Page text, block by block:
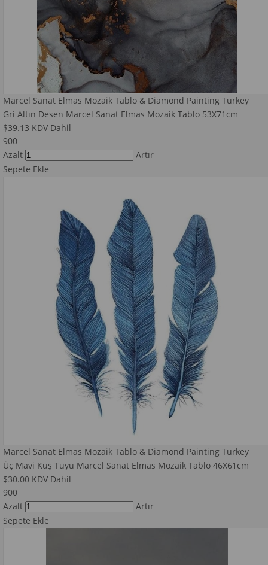
Marcel Sanat Elmas Mozaik Tablo & Diamond Painting Turkey
Gri Altın Desen Marcel Sanat Elmas Mozaik Tablo 53X71cm
$39.13 KDV Dahil
900
Azalt
Artır
Sepete Ekle
Marcel Sanat Elmas Mozaik Tablo & Diamond Painting Turkey
Üç Mavi Kuş Tüyü Marcel Sanat Elmas Mozaik Tablo 46X61cm
$30.00 KDV Dahil
900
Azalt
Artır
Sepete Ekle